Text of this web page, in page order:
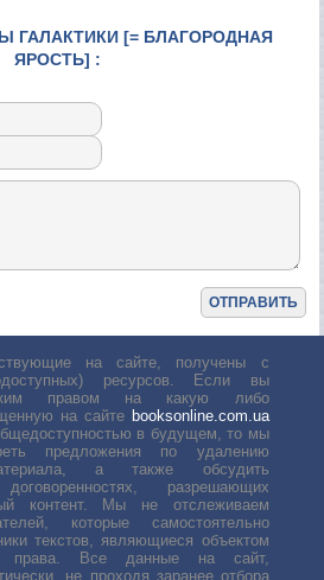
ГАЛАКТИКИ [= БЛАГОРОДНАЯ
ЯРОСТЬ] :
на сайте, получены с
ресурсов. Если вы
правом на какую либо
на сайте booksonline.com.ua
в будущем, то мы
предложения по удалению
а также обсудить
разрешающих
контент. Мы не отслеживаем
которые самостоятельно
текстов, являющиеся объектом
права. Все данные на сайт,
не проходя заранее отбора